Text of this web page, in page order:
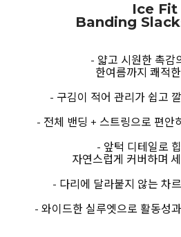
Ice Fit
Banding
- 얇고 시원한 촉감
한여름까지 쾌적
- 구김이 적어 관리가 쉽고
- 전체 밴딩 + 스트링으로 편안
- 앞턱 디테일로
자연스럽게 커버하며
- 다리에 달라붙지 않는 차
- 와이드한 실루엣으로 활동성